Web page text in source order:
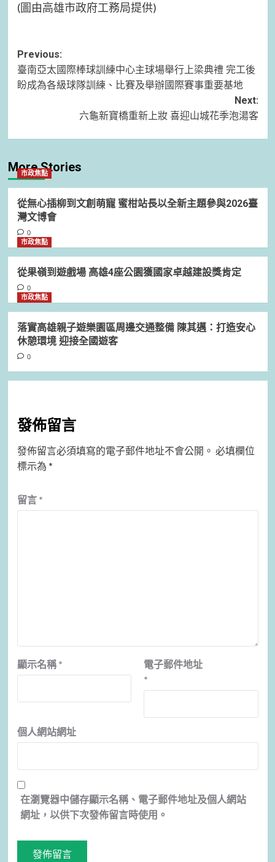
(圖由高雄市政府工務局提供)
Post
navigation
Previous:
臺南亞太國際棒球訓練中心主球場舉行上梁典禮 完工後
盼成為各級球隊訓練、比賽及舉辦國際賽事重要基地
Next:
六龜新寶橋重新上妝 喜迎山城花季泡湯客
More Stories
市政焦點
從無心插柳到文創萌寵 蜜柑站長以全新主題參與2026臺
灣文博會
0
市政焦點
從果嶺到遊戲場 高雄4座公園獲國家卓越建設獎肯定
0
市政焦點
落實高雄親子遊樂園區周邊交通整備 陳其邁：打造安心
休憩環境 迎接全國遊客
0
發佈留言
發佈留言必須填寫的電子郵件地址不會公開。 必填欄位
標示為 *
留言 *
顯示名稱 *
電子郵件地址
*
個人網站網址
在瀏覽器中儲存顯示名稱、電子郵件地址及個人網站
網址，以供下次發佈留言時使用。